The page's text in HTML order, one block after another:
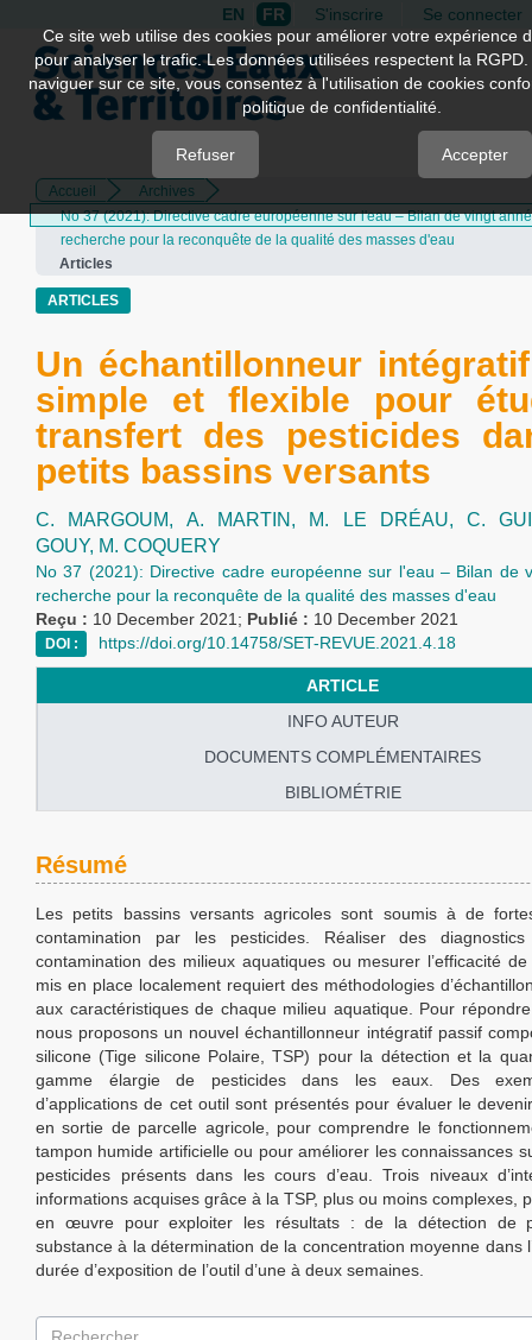
Quick
jump
page
Main
Navigation
Main
Content
Sidebar
EN FR S'inscrire Se connecter
Accueil
Archives
No 37 (2021): Directive cadre européenne sur l'eau – Bilan de vingt
recherche pour la reconquête de la qualité des masses d'eau
Articles
ARTICLES
Un échantillonneur
simple et flexible pour
transfert des pesticides
petits bassins versants
C. MARGOUM,A. MARTIN, M. LE DRÉAU, C.
GOUY, M. COQUERY
No 37 (2021): Directive cadre européenne sur l'eau – Bilan de
recherche pour la reconquête de la qualité des masses d'eau
Reçu : 10 December 2021; Publié : 10 December 2021
DOI : https://doi.org/10.14758/SET-REVUE.2021.4.18
ARTICLE
INFO AUTEUR
DOCUMENTS COMPLÉMENTAIRES
BIBLIOMÉTRIE
Résumé
Les petits bassins versants agricoles sont soumis à de
contamination par les pesticides. Réaliser des
contamination des milieux aquatiques ou mesurer l’efficacité de
mis en place localement requiert des méthodologies
aux caractéristiques de chaque milieu aquatique. Pour
nous proposons un nouvel échantillonneur intégratif passif
silicone (Tige silicone Polaire, TSP) pour la détection et la
gamme élargie de pesticides dans les eaux. Des
d’applications de cet outil sont présentés pour évaluer le
en sortie de parcelle agricole, pour comprendre le
tampon humide artificielle ou pour améliorer les connaissances
pesticides présents dans les cours d’eau. Trois niveaux
informations acquises grâce à la TSP, plus ou moins complexes,
en œuvre pour exploiter les résultats : de la détection de
substance à la détermination de la concentration moyenne dans
durée d’exposition de l’outil d’une à deux semaines.
Ce site web utilise des cookies pour améliorer votre expérience
pour analyser le trafic. Les données utilisées respectent la
naviguer sur ce site, vous consentez à l'utilisation de cookies
politique de confidentialité.
Refuser Accepter